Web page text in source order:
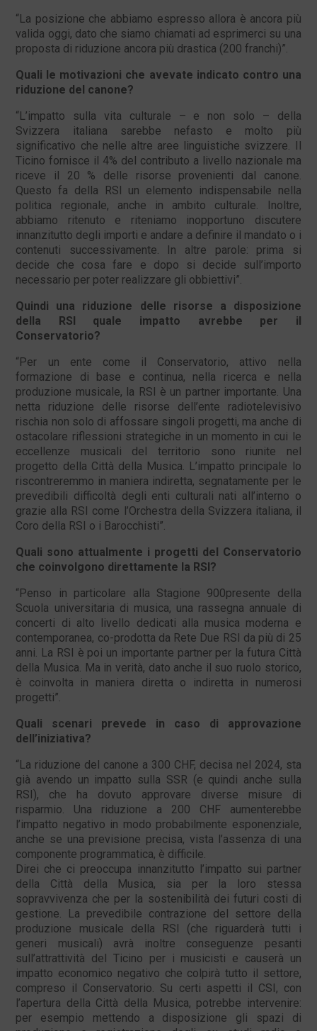
“La posizione che abbiamo espresso allora è ancora più
valida oggi, dato che siamo chiamati ad esprimerci su una
proposta di riduzione ancora più drastica (200 franchi)”.
Quali le motivazioni che avevate indicato contro una
riduzione del canone?
“L’impatto sulla vita culturale – e non solo – della
Svizzera italiana sarebbe nefasto e molto più
significativo che nelle altre aree linguistiche svizzere. Il
Ticino fornisce il 4% del contributo a livello nazionale ma
riceve il 20 % delle risorse provenienti dal canone.
Questo fa della RSI un elemento indispensabile nella
politica regionale, anche in ambito culturale. Inoltre,
abbiamo ritenuto e riteniamo inopportuno discutere
innanzitutto degli importi e andare a definire il mandato o i
contenuti successivamente. In altre parole: prima si
decide che cosa fare e dopo si decide sull’importo
necessario per poter realizzare gli obbiettivi”.
Quindi una riduzione delle risorse a disposizione
della RSI quale impatto avrebbe per il
Conservatorio?
“Per un ente come il Conservatorio, attivo nella
formazione di base e continua, nella ricerca e nella
produzione musicale, la RSI è un partner importante. Una
netta riduzione delle risorse dell’ente radiotelevisivo
rischia non solo di affossare singoli progetti, ma anche di
ostacolare riflessioni strategiche in un momento in cui le
eccellenze musicali del territorio sono riunite nel
progetto della Città della Musica. L’impatto principale lo
riscontreremmo in maniera indiretta, segnatamente per le
prevedibili difficoltà degli enti culturali nati all’interno o
grazie alla RSI come l’Orchestra della Svizzera italiana, il
Coro della RSI o i Barocchisti”.
Quali sono attualmente i progetti del Conservatorio
che coinvolgono direttamente la RSI?
“Penso in particolare alla Stagione 900presente della
Scuola universitaria di musica, una rassegna annuale di
concerti di alto livello dedicati alla musica moderna e
contemporanea, co-prodotta da Rete Due RSI da più di 25
anni. La RSI è poi un importante partner per la futura Città
della Musica. Ma in verità, dato anche il suo ruolo storico,
è coinvolta in maniera diretta o indiretta in numerosi
progetti”.
Quali scenari prevede in caso di approvazione
dell’iniziativa?
“La riduzione del canone a 300 CHF, decisa nel 2024, sta
già avendo un impatto sulla SSR (e quindi anche sulla
RSI), che ha dovuto approvare diverse misure di
risparmio. Una riduzione a 200 CHF aumenterebbe
l’impatto negativo in modo probabilmente esponenziale,
anche se una previsione precisa, vista l’assenza di una
componente programmatica, è difficile.
Direi che ci preoccupa innanzitutto l’impatto sui partner
della Città della Musica, sia per la loro stessa
sopravvivenza che per la sostenibilità dei futuri costi di
gestione. La prevedibile contrazione del settore della
produzione musicale della RSI (che riguarderà tutti i
generi musicali) avrà inoltre conseguenze pesanti
sull’attrattività del Ticino per i musicisti e causerà un
impatto economico negativo che colpirà tutto il settore,
compreso il Conservatorio. Su certi aspetti il CSI, con
l’apertura della Città della Musica, potrebbe intervenire:
per esempio mettendo a disposizione gli spazi di